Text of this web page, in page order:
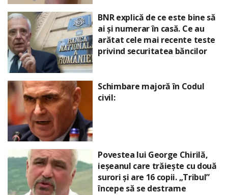
BNR explică de ce este bine să
ai și numerar în casă. Ce au
arătat cele mai recente teste
privind securitatea băncilor
Schimbare majoră în Codul
civil:
Povestea lui George Chirilă,
ieșeanul care trăiește cu două
surori și are 16 copii. „Tribul”
începe să se destrame